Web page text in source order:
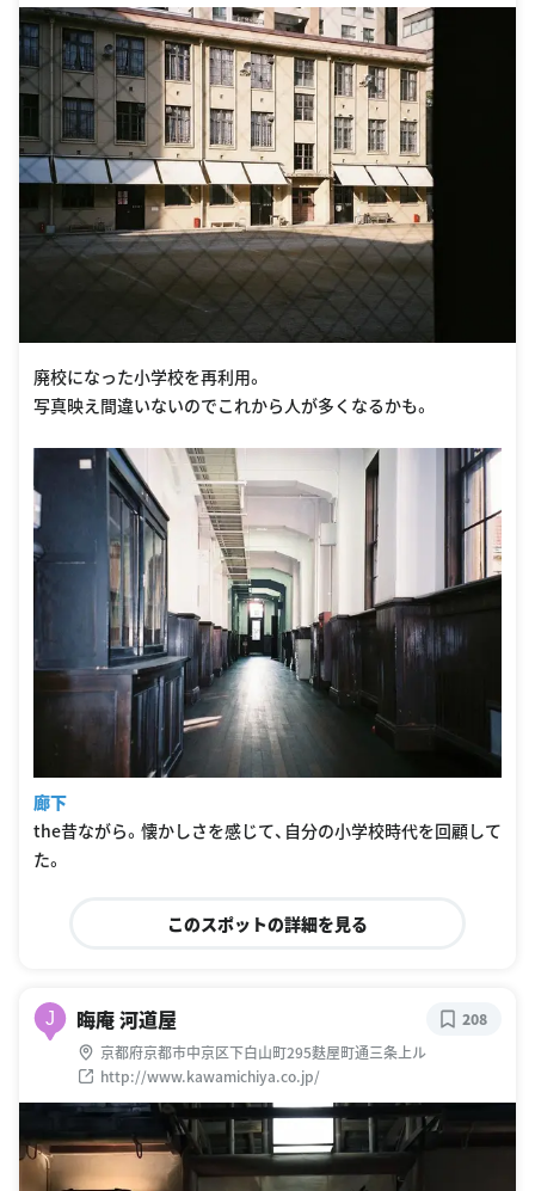
廃校になった小学校を再利用。
写真映え間違いないのでこれから人が多くなるかも。
廊下
the昔ながら。懐かしさを感じて、自分の小学校時代を回顧して
た。
このスポットの詳細を見る
J 晦庵 河道屋
京都府京都市中京区下白山町295麩屋町通三条上ル
http://www.kawamichiya.co.jp/
208